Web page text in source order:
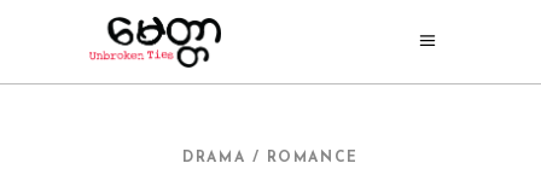
DRAMA / ROMANCE